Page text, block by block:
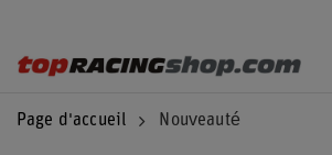
Page d'accueil Nouveauté